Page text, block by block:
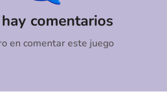
comentarios
en comentar este juego